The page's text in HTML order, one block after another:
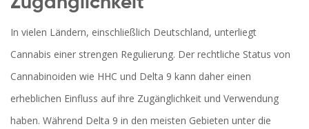
In vielen Ländern, einschließlich Deutschland, unterliegt
Cannabis einer strengen Regulierung. Der rechtliche Status von
Cannabinoiden wie HHC und Delta 9 kann daher einen
erheblichen Einfluss auf ihre Zugänglichkeit und Verwendung
haben. Während Delta 9 in den meisten Gebieten unter die